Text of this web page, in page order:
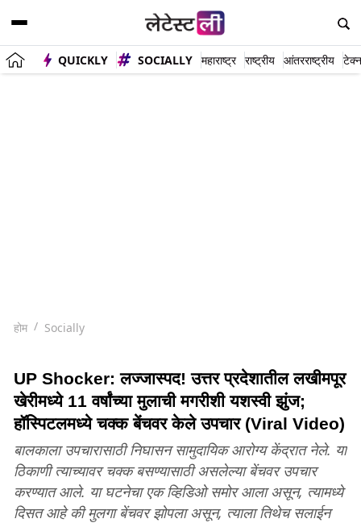
QUICKLY SOCIALLY महाराष्ट्र राष्ट्रीय आंतरराष्ट्रीय
होम Socially
UP Shocker: लज्जास्पद! उत्तर प्रदेशातील लखीमपूर
खेरीमध्ये 11 वर्षांच्या मुलाची मगरीशी यशस्वी झुंज;
हॉस्पिटलमध्ये चक्क बेंचवर केले उपचार (Viral Video)
बालकाला उपचारासाठी निघासन सामुदायिक आरोग्य केंद्रात नेले. या
ठिकाणी त्याच्यावर चक्क बसण्यासाठी असलेल्या बेंचवर उपचार
करण्यात आले. या घटनेचा एक व्हिडिओ समोर आला असून, त्यामध्ये
दिसत आहे की मुलगा बेंचवर झोपला असून, त्याला तिथेच सलाईन